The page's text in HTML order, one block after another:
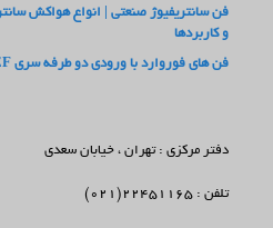
فن سانتریفیوژ صنعتی | انواع هواکش
و کاربردها
فن های فوروارد با ورودی دو طرفه سری BEF
دفتر مرکزی : تهران ، خیابان سعدی
تلفن : 22451165(021)